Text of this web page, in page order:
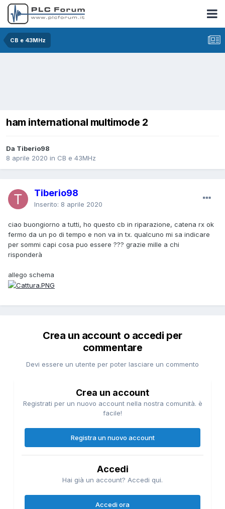
CB e 43MHz
ham international multimode 2
Da Tiberio98
8 aprile 2020 in CB e 43MHz
Tiberio98
Inserito: 8 aprile 2020
ciao buongiorno a tutti, ho questo cb in riparazione, catena rx ok
fermo da un po di tempo e non va in tx. qualcuno mi sa indicare
per sommi capi cosa puo essere ??? grazie mille a chi
risponderà
allego schema
Crea un account o accedi per
commentare
Devi essere un utente per poter lasciare un commento
Crea un account
Registrati per un nuovo account nella nostra comunità. è
facile!
Registra un nuovo account
Accedi
Hai già un account? Accedi qui.
Accedi ora